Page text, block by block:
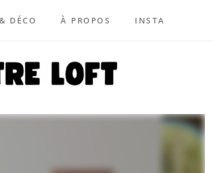
DÉCO À PROPOS INSTA